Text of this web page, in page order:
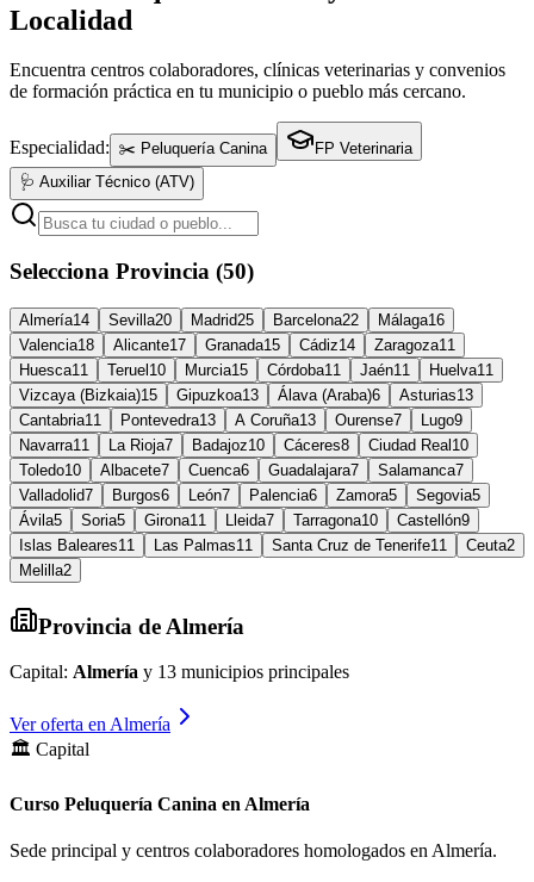
Localidad
Encuentra centros colaboradores, clínicas veterinarias y convenios
de formación práctica en tu municipio o pueblo más cercano.
Especialidad: ✂️ Peluquería Canina
FP Veterinaria
🩺 Auxiliar Técnico (ATV)
Selecciona Provincia (50)
Almería14 Sevilla20 Madrid25 Barcelona22 Málaga16
Valencia18 Alicante17 Granada15 Cádiz14 Zaragoza11
Huesca11 Teruel 10 Murcia15 Córdoba11 Jaén11 Huelva11
Vizcaya (Bizkaia)15 Gipuzkoa13 Álava (Araba)6 Asturias13
Cantabria11 Pontevedra13 A Coruña13 Ourense7 Lugo9
Navarra11 La Rioja7 Badajoz10 Cáceres8 Ciudad Real 10
Toledo10 Albacete7 Cuenca6 Guadalajara7 Salamanca7
Valladolid7 Burgos6 León7 Palencia6 Zamora5 Segovia5
Ávila5 Soria5 Girona11 Lleida7 Tarragona10 Castellón9
Islas Baleares11 Las Palmas11 Santa Cruz de Tenerife11 Ceuta2
Melilla2
Provincia de Almería
Capital: Almería y 13 municipios principales
Ver oferta en Almería
🏛️ Capital
Curso Peluquería Canina en Almería
Sede principal y centros colaboradores homologados en Almería.